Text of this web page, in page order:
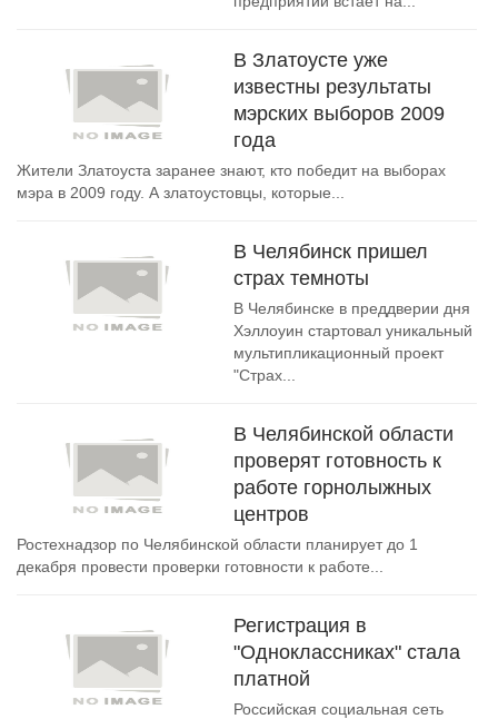
В Златоусте уже
известны результаты
мэрских выборов 2009
года
Жители Златоуста заранее знают, кто победит на выборах
мэра в 2009 году. А златоустовцы, которые...
В Челябинск пришел
страх темноты
В Челябинске в преддверии дня
Хэллоуин стартовал уникальный
мультипликационный проект
"Страх...
В Челябинской области
проверят готовность к
работе горнолыжных
центров
Ростехнадзор по Челябинской области планирует до 1
декабря провести проверки готовности к работе...
Регистрация в
"Одноклассниках" стала
платной
Российская социальная сеть